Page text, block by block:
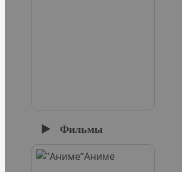
Фильмы
Аниме